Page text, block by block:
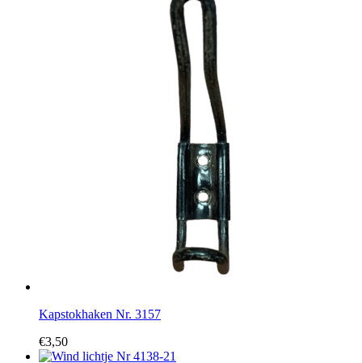
Kapstokhaken Nr. 3157
€3,50